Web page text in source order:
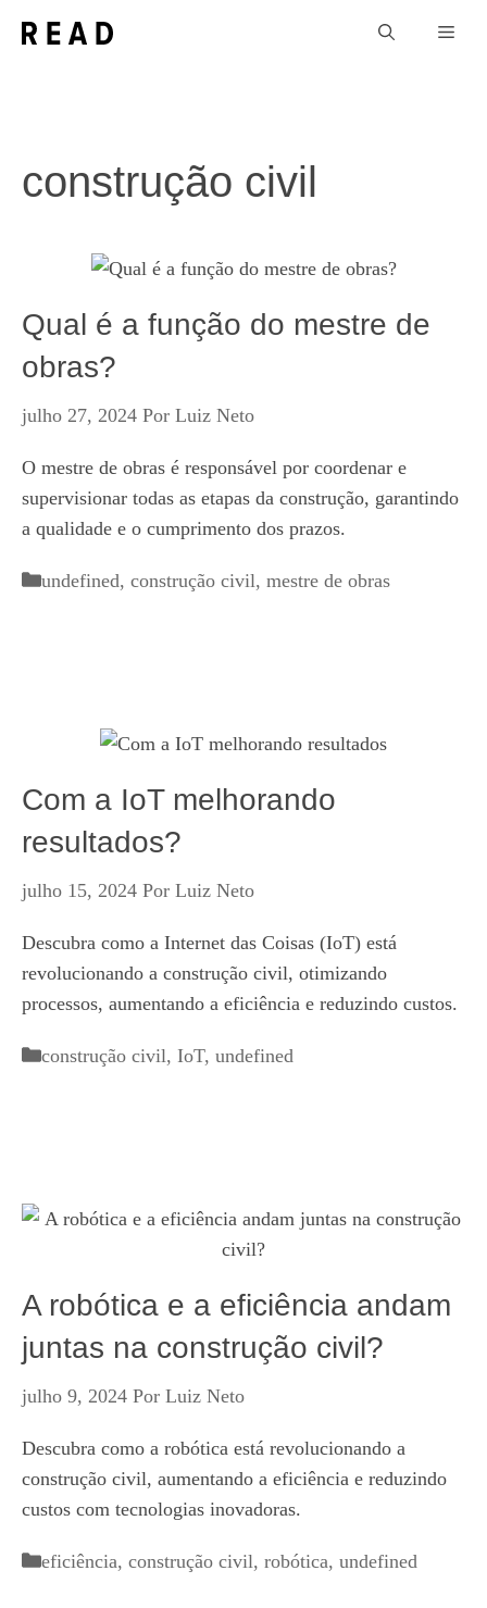
para
construção civil
Qual é a função do mestre de
obras?
julho 27, 2024 Por Luiz Neto
O mestre de obras é responsável por coordenar e
supervisionar todas as etapas da construção, garantindo
a qualidade e o cumprimento dos prazos.
Categorias
undefined, construção civil, mestre de obras
Com a IoT melhorando
resultados?
julho 15, 2024 Por Luiz Neto
Descubra como a Internet das Coisas (IoT) está
revolucionando a construção civil, otimizando
processos, aumentando a eficiência e reduzindo custos.
Categorias
construção civil, IoT, undefined
A robótica e a eficiência andam
juntas na construção civil?
julho 9, 2024 Por Luiz Neto
Descubra como a robótica está revolucionando a
construção civil, aumentando a eficiência e reduzindo
custos com tecnologias inovadoras.
Categorias
eficiência, construção civil, robótica, undefined